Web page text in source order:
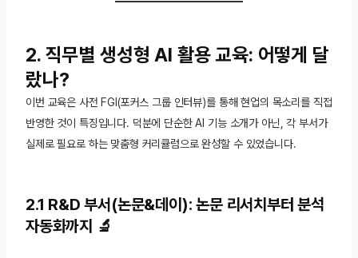
2. 직무별 생성형 AI 활용 교육: 어떻게 달
랐나?
이번 교육은 사전 FGI(포커스 그룹 인터뷰)를 통해 현업의 목소리를 직접
반영한 것이 특징입니다. 덕분에 단순한 AI 기능 소개가 아닌, 각 부서가
실제로 필요로 하는 맞춤형 커리큘럼으로 완성할 수 있었습니다.
2.1 R&D 부서(논문&데이): 논문 리서치부터 분석
자동화까지 🔬